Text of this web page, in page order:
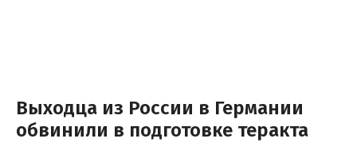
Выходца из России в Германии
обвинили в подготовке теракта